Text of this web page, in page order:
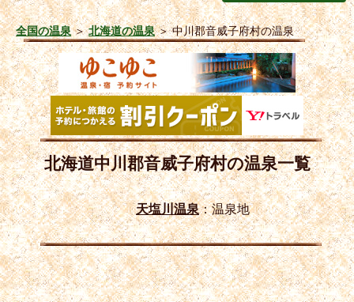
全国の温泉＞北海道の温泉＞中川郡音威子府村の温泉
北海道中川郡音威子府村の温泉一覧
天塩川温泉：温泉地